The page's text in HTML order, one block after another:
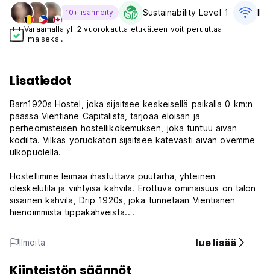
10+ isännöity Sustainability Level 1
Varaamalla yli 2 vuorokautta etukäteen voit peruuttaa
ilmaiseksi.
Lisatiedot
Barn1920s Hostel, joka sijaitsee keskeisellä paikalla 0 km:n
päässä Vientiane Capitalista, tarjoaa eloisan ja
perheomisteisen hostellikokemuksen, joka tuntuu aivan
kodilta. Vilkas yöruokatori sijaitsee kätevästi aivan ovemme
ulkopuolella.
Hostellimme leimaa ihastuttava puutarha, yhteinen
oleskelutila ja viihtyisä kahvila. Erottuva ominaisuus on talon
sisäinen kahvila, Drip 1920s, joka tunnetaan Vientianen
hienoimmista tippakahveista.
Astu Roaring Twentiesin lumoavaan ilmapiiriin, ja
taustamusiikki vintage-levysoittimesta lisää nostalgiaa.
Huolellisesti valmistettu arkkitehtuuri, huolelliset koristeet ja
aikakauden inspiroimat esineet kaikkialla talossa vievät sinut
Ilmoita lue lisää
Kiinteistön säännöt